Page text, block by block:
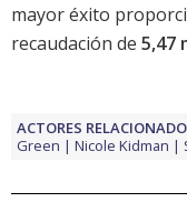
mayor éxito
recaudación de 5,47
ACTORES
Green
Nicole Kidman